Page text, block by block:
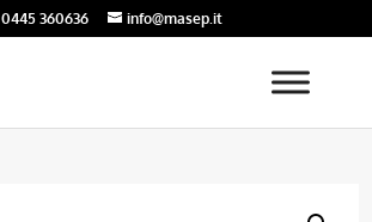
0445 360636 info@masep.it